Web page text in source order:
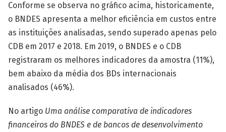
Conforme se observa no gráfico acima, historicamente,
o BNDES apresenta a melhor eficiência em custos entre
as instituições analisadas, sendo superado apenas pelo
CDB em 2017 e 2018. Em 2019, o BNDES e o CDB
registraram os melhores indicadores da amostra (11%),
bem abaixo da média dos BDs internacionais
analisados (46%).
No artigo Uma análise comparativa de indicadores
financeiros do BNDES e de bancos de desenvolvimento